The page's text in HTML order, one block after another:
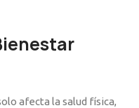
afecta la salud física,